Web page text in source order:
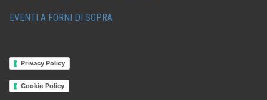
EVENTI A FORNI DI SOPRA
Privacy Policy
Cookie Policy